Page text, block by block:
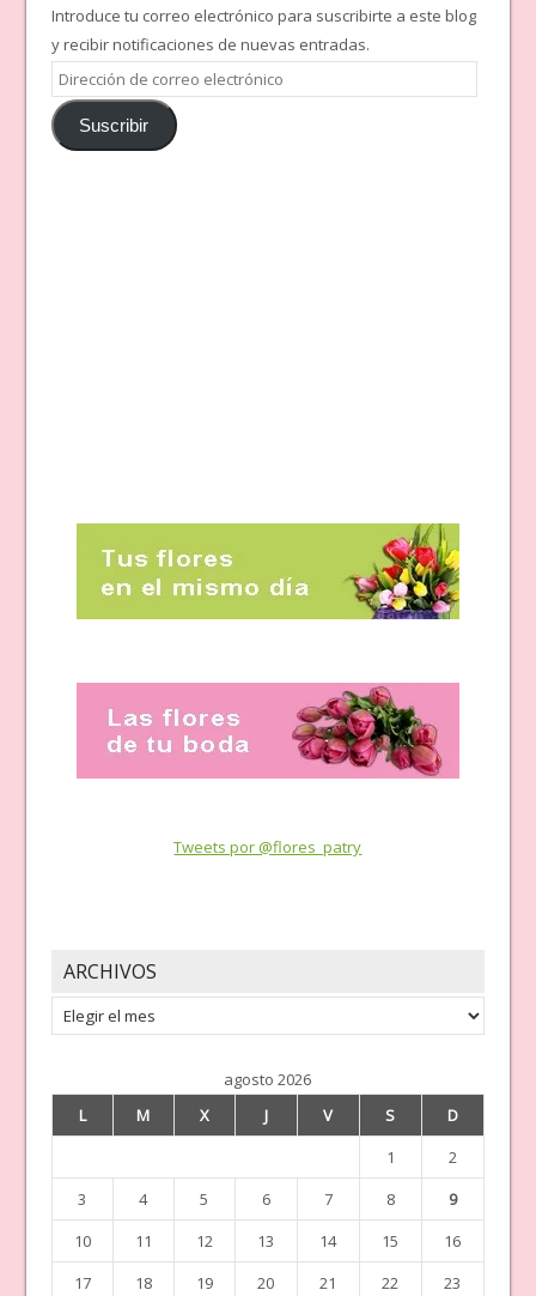
Introduce tu correo electrónico para suscribirte a este blog
y recibir notificaciones de nuevas entradas.
Dirección
de
correoSuscribir
Tweets por @flores_patry
ARCHIVOS
Archivos
agosto 2026
L
M X J V S
D
1
2
3
4 5 6 7 8
9
10
11 12 13 14 15
16
17
18 19 20 21 22
23